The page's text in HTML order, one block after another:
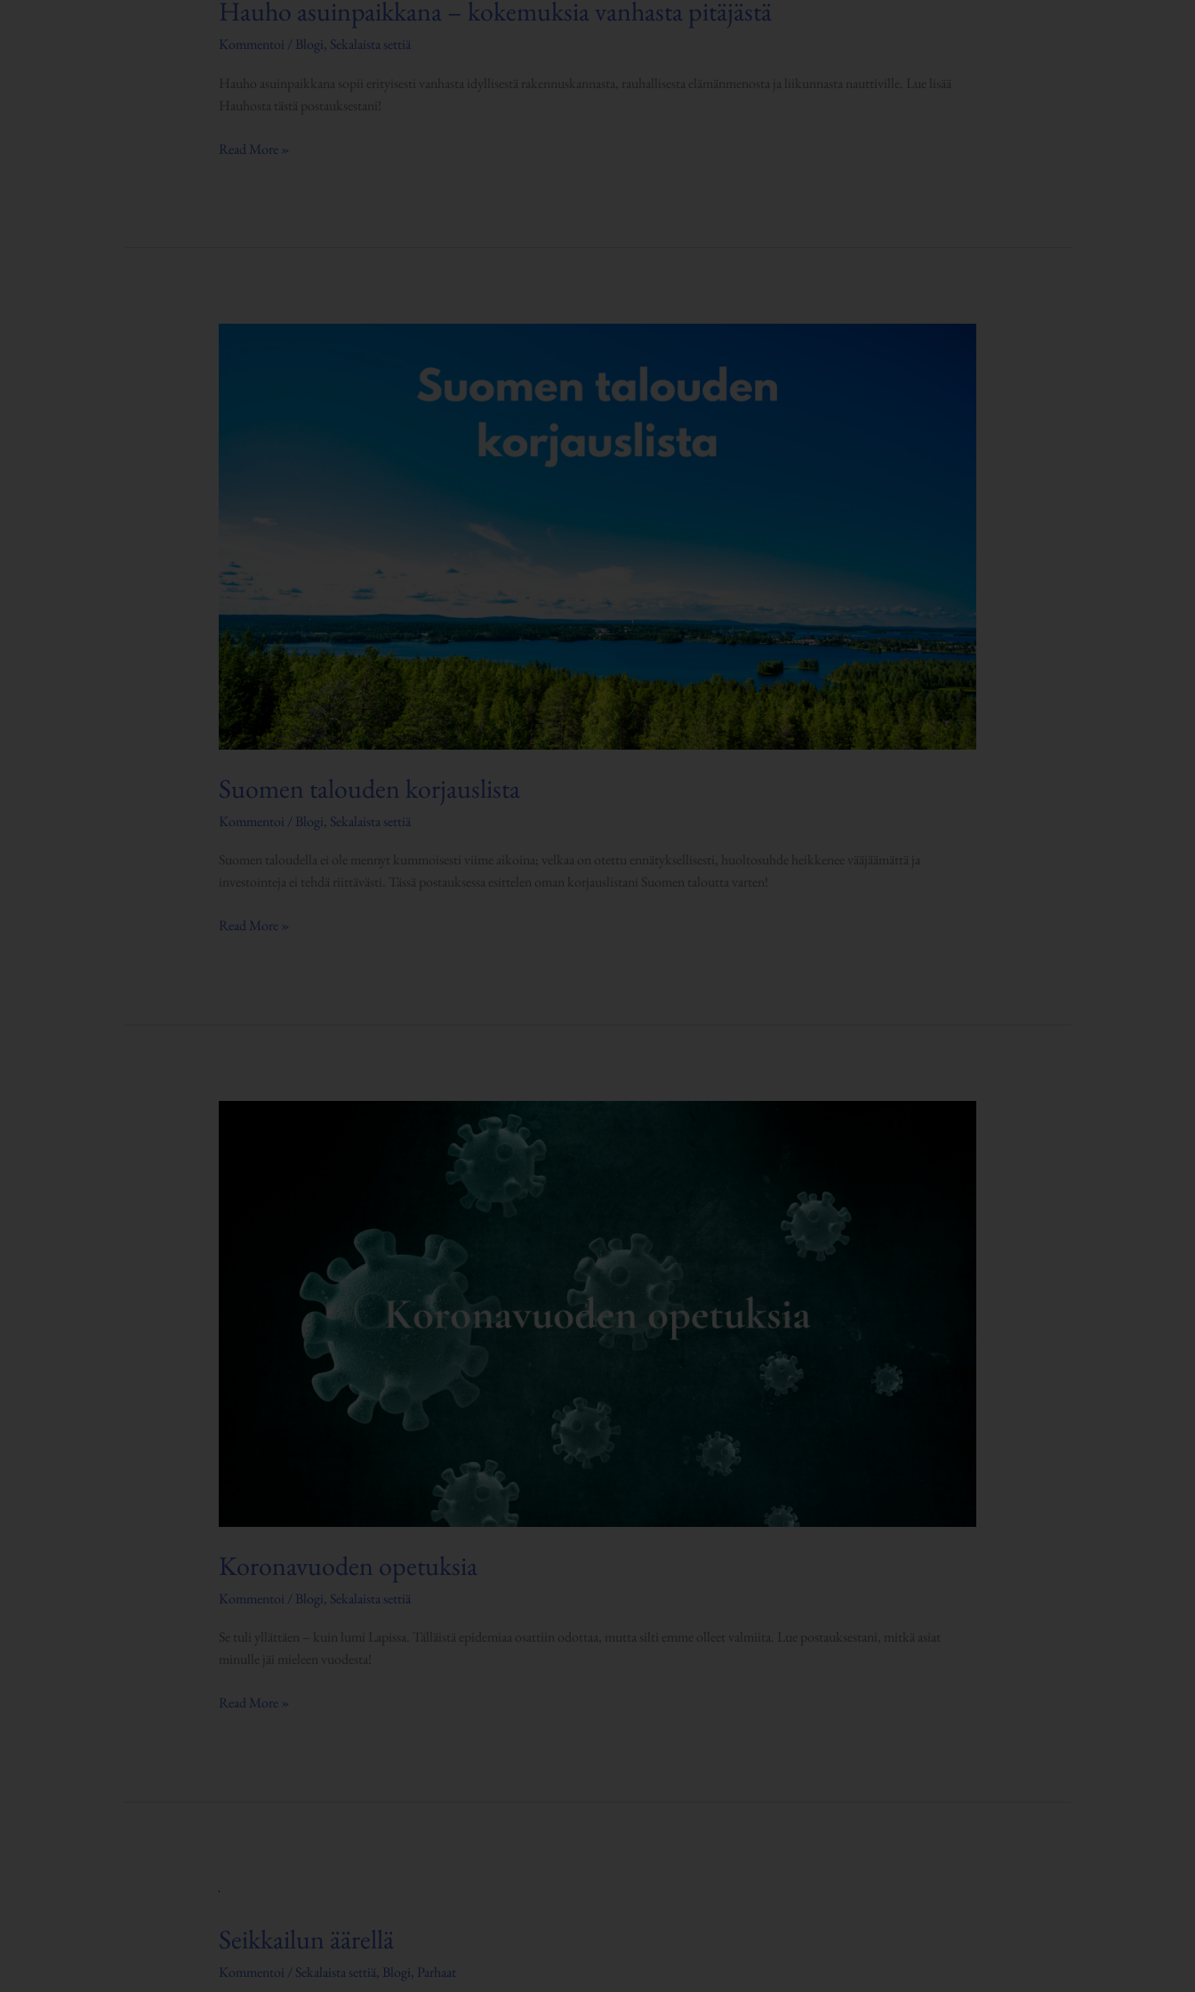
Hauho asuinpaikkana – kokemuksia vanhasta pitäjästä
Kommentoi / Blogi, Sekalaista settiä
Hauho asuinpaikkana sopii erityisesti vanhasta idyllisestä rakennuskannasta, rauhallisesta elämänmenosta ja liikunnasta nauttiville. Lue lisää
Hauhosta tästä postauksestani!
Read More »
Suomen talouden korjauslista
Kommentoi / Blogi, Sekalaista settiä
Suomen taloudella ei ole mennyt kummoisesti viime aikoina; velkaa on otettu ennätyksellisesti, huoltosuhde heikkenee vääjäämättä ja
investointeja ei tehdä riittävästi. Tässä postauksessa esittelen oman korjauslistani Suomen taloutta varten!
Read More »
Koronavuoden opetuksia
Kommentoi / Blogi, Sekalaista settiä
Se tuli yllättäen – kuin lumi Lapissa. Tälläistä epidemiaa osattiin odottaa, mutta silti emme olleet valmiita. Lue postauksestani, mitkä asiat
minulle jäi mieleen vuodesta!
Read More »
Seikkailun äärellä
Kommentoi / Sekalaista settiä, Blogi, Parhaat
Seikkailun